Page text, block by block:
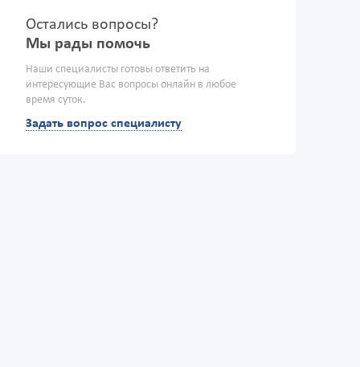
Остались вопросы?
Мы рады помочь
Наши специалисты готовы ответить на
интересующие Вас вопросы онлайн в любое
время суток.
Задать вопрос специалисту